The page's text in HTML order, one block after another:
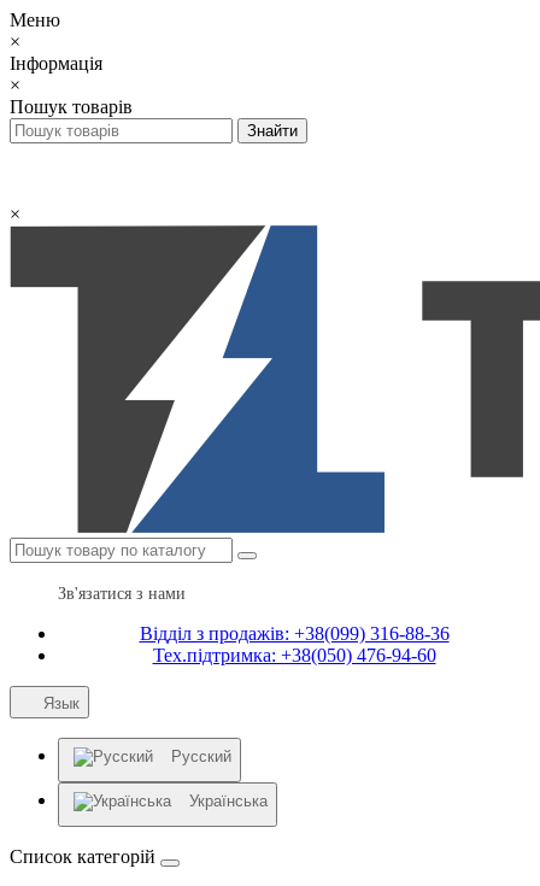
Меню
×
Інформація
×
Пошук товарів
×
Зв'язатися з нами
Відділ з продажів: +38(099) 316-88-36
Тех.підтримка: +38(050) 476-94-60
Язык
Русский
Українська
Список категорій